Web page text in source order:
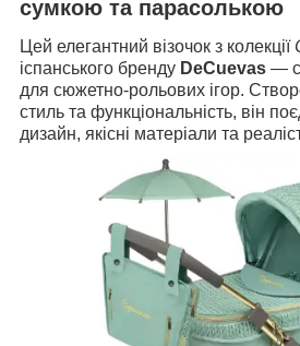
сумкою та парасолькою
Цей елегантний візочок з колекції
іспанського бренду DeCuevas —
для сюжетно-рольових ігор.
стиль та функціональність, він
дизайн, якісні матеріали та